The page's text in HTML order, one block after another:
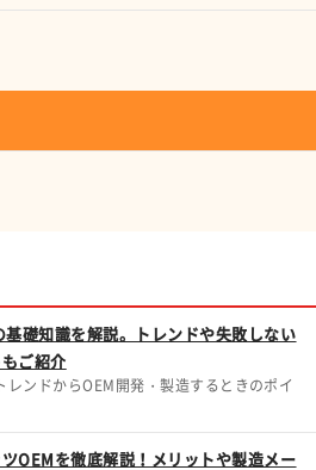
基礎知識を解説。トレンドや失敗しない
ご紹介
レンドからOEM開発・製造するときのポイ
ツOEMを徹底解説！メリットや製造メー